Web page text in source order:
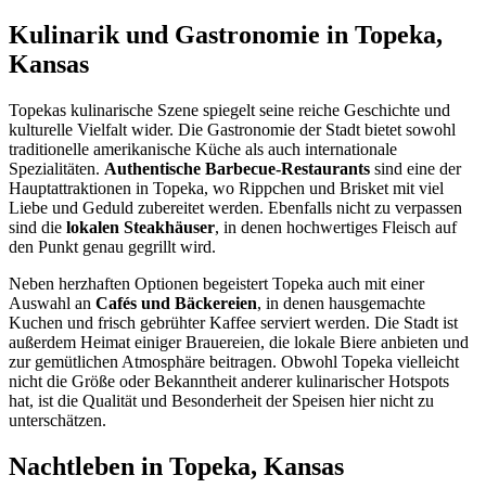
Kulinarik und Gastronomie in Topeka,
Kansas
Topekas kulinarische Szene spiegelt seine reiche Geschichte und
kulturelle Vielfalt wider. Die Gastronomie der Stadt bietet sowohl
traditionelle amerikanische Küche als auch internationale
Spezialitäten. Authentische Barbecue-Restaurants sind eine der
Hauptattraktionen in Topeka, wo Rippchen und Brisket mit viel
Liebe und Geduld zubereitet werden. Ebenfalls nicht zu verpassen
sind die lokalen Steakhäuser, in denen hochwertiges Fleisch auf
den Punkt genau gegrillt wird.
Neben herzhaften Optionen begeistert Topeka auch mit einer
Auswahl an Cafés und Bäckereien, in denen hausgemachte
Kuchen und frisch gebrühter Kaffee serviert werden. Die Stadt ist
außerdem Heimat einiger Brauereien, die lokale Biere anbieten und
zur gemütlichen Atmosphäre beitragen. Obwohl Topeka vielleicht
nicht die Größe oder Bekanntheit anderer kulinarischer Hotspots
hat, ist die Qualität und Besonderheit der Speisen hier nicht zu
unterschätzen.
Nachtleben in Topeka, Kansas